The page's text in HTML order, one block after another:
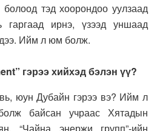
болоод тэд хоорондоо уулзаад
гаргаад ирнэ, үзээд уншаад
Ийм л юм болж.
гэрээ хийхэд бэлэн үү?
юун Дубайн гэрээ вэ? Ийм л
байсан учраас Хятадын